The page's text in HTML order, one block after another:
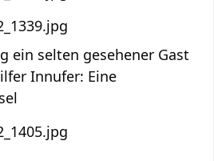
ein selten gesehener Gast
Innufer: Eine